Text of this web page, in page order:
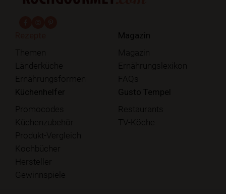
Themen
Länderküche
Ernährungsformen
Magazin
Magazin
Ernährungslexikon
FAQs
Küchenhelfer
Promocodes
Küchenzubehör
Produkt-Vergleich
Kochbücher
Hersteller
Gewinnspiele
Gusto Tempel
Restaurants
TV-Köche